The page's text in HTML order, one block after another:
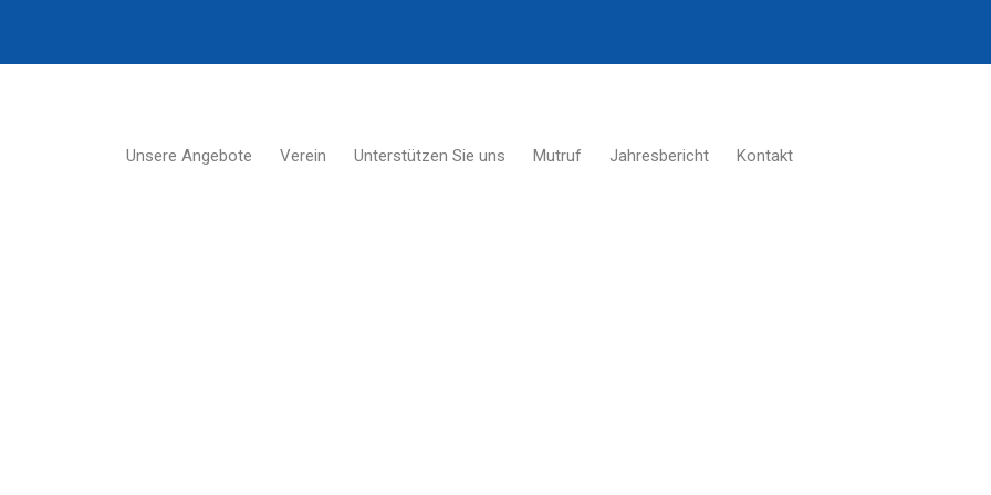
Unsere Angebote Verein Unterstützen Sie uns Mutruf Jahresbericht Kontakt